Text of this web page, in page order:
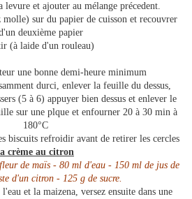
et ajouter au mélange précedent.
molle) sur du papier de cuisson et recouvrer
deuxième papier
(à laide d'un rouleau)
une bonne demi-heure minimum
durci, enlever la feuille du dessus,
(5 à 6) appuyer bien dessus et enlever le
sur une plque et enfourner 20 à 30 min à
180°C
biscuits refroidir avant de retirer les cercles
crème au citron
de maïs - 80 ml d'eau - 150 ml de jus de
d'un citron - 125 g de sucre.
et la maizena, versez ensuite dans une